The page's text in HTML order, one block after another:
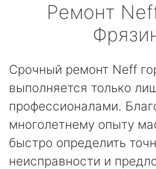
Ремонт
Срочный ремонт Neff
выполняется только
профессионалами.
многолетнему опыту
быстро определить
неисправности и